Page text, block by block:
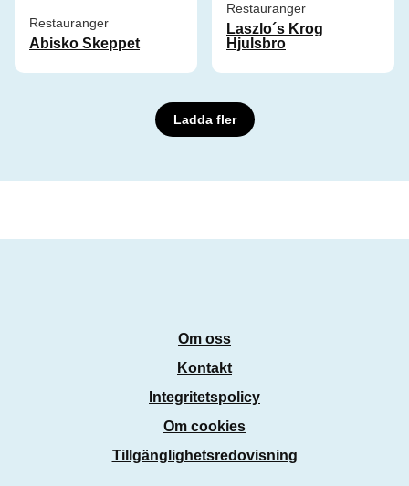
Restauranger
Abisko Skeppet
Restauranger
Laszlo´s Krog
Hjulsbro
Ladda fler
Om oss
Kontakt
Integritetspolicy
Om cookies
Tillgänglighetsredovisning